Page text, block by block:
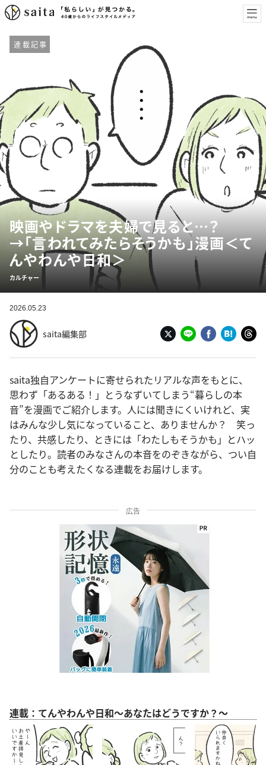
連載記事
映画やドラマを夫婦で見ると…？
→「言われてみたらそうかも」漫画＜て
んやわんや日和＞
カルチャー
2026.05.23
saita編集部
saita独自アンケートに寄せられたリアルな声をもとに、
思わず「あるある！」とうなずいてしまう“暮らしの本
音”を漫画でご紹介します。人には聞きにくいけれど、実
はみんな少し気になっていること、ありませんか？ 笑っ
たり、共感したり、ときには「わたしもそうかも」とハッ
としたり。読者のみなさんの本音をのぞきながら、つい自
分のことも考えたくなる連載をお届けします。
広告
連載：てんやわんや日和～あなたはどうですか？～